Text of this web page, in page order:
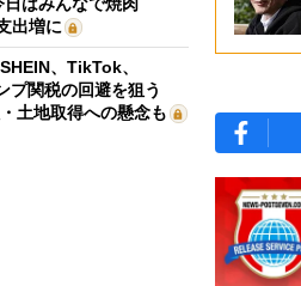
出増に
、TikTok、
プ関税の回避を狙う
土地取得への懸念も